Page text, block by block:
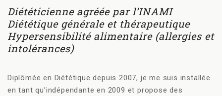
Diététicienne agréée par l’INAMI
Diététique générale et thérapeutique
Hypersensibilité alimentaire (allergies et
intolérances)
Diplômée en Diététique depuis 2007, je me suis installée
en tant qu’indépendante en 2009 et propose des